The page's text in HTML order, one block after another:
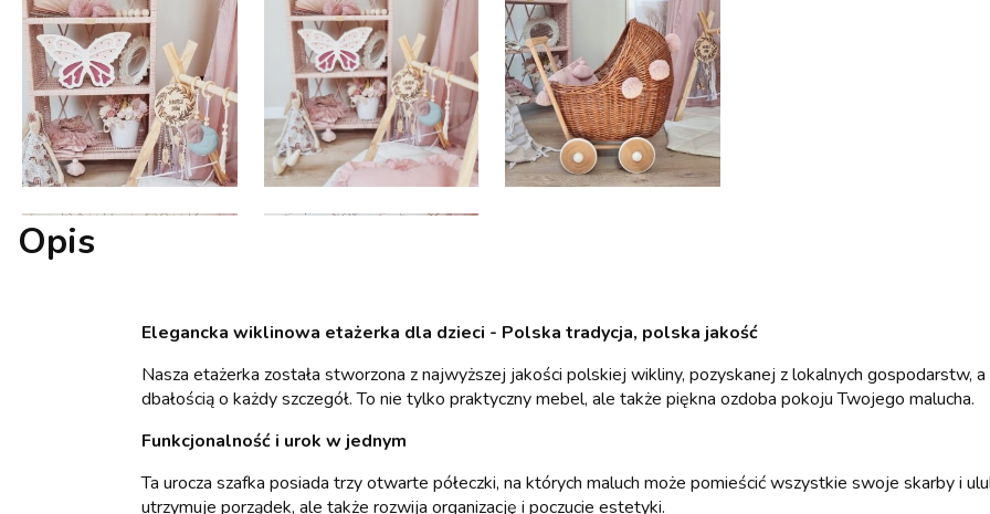
Opis
Elegancka wiklinowa etażerka dla dzieci - Polska tradycja, polska jakość
Nasza etażerka została stworzona z najwyższej jakości polskiej wikliny, pozyskanej z lokalnych gospodarstw,
dbałością o każdy szczegół. To nie tylko praktyczny mebel, ale także piękna ozdoba pokoju Twojego malucha.
Funkcjonalność i urok w jednym
Ta urocza szafka posiada trzy otwarte półeczki, na których maluch może pomieścić wszystkie swoje skarby i
utrzymuje porządek, ale także rozwija organizację i poczucie estetyki.